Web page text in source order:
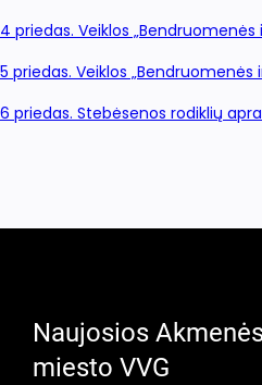
4 priedas. Veiklos
5 priedas. Veiklos
6 priedas. Stebėsenos rodiklių
Naujosios
miesto VVG